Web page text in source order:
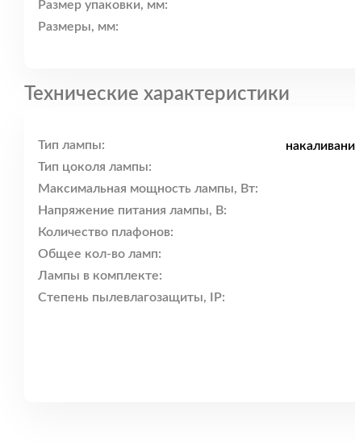
Размер упаковки, мм:
Размеры, мм:
Технические характеристики
Тип лампы:
Тип цоколя лампы:
Максимальная мощность лампы, Вт:
Напряжение питания лампы, В:
Количество плафонов:
Общее кол-во ламп:
Лампы в комплекте:
Степень пылевлагозащиты, IP: